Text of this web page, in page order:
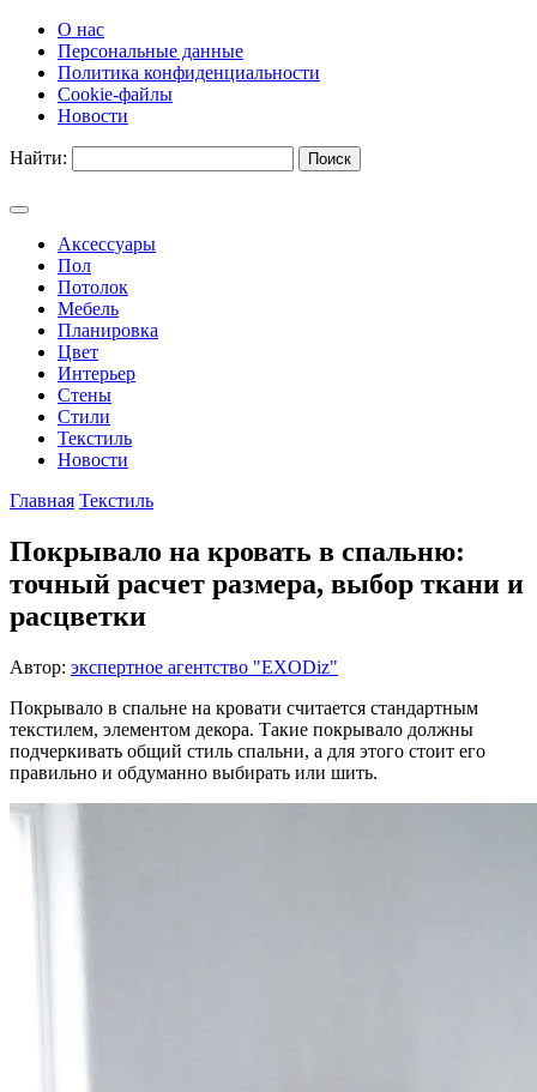
О нас
Персональные данные
Политика конфиденциальности
Cookie-файлы
Новости
Найти:
Аксессуары
Пол
Потолок
Мебель
Планировка
Цвет
Интерьер
Стены
Стили
Текстиль
Новости
Главная Текстиль
Покрывало на кровать в спальню:
точный расчет размера, выбор ткани и
расцветки
Автор: экспертное агентство "EXODiz"
Покрывало в спальне на кровати считается стандартным
текстилем, элементом декора. Такие покрывало должны
подчеркивать общий стиль спальни, а для этого стоит его
правильно и обдуманно выбирать или шить.